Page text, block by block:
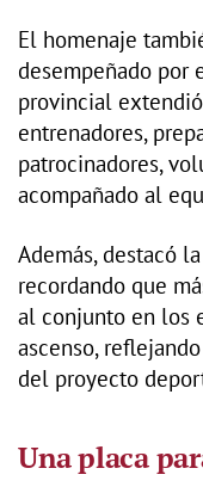
El homenaje
desempeñado por
provincial
entrenadores,
patrocinadores,
acompañado al
Además, destacó
recordando que
al conjunto en los
ascenso,
del proyecto
Una placa